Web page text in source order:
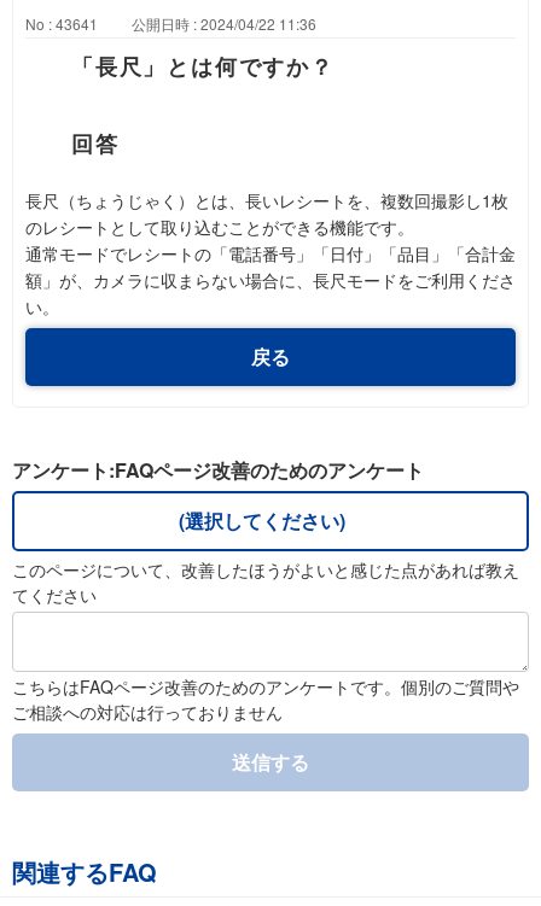
No : 43641 公開日時 : 2024/04/22 11:36
「長尺」とは何ですか？
長尺（ちょうじゃく）とは、長いレシートを、複数回撮影し1枚
のレシートとして取り込むことができる機能です。
通常モードでレシートの「電話番号」「日付」「品目」「合計金
額」が、カメラに収まらない場合に、長尺モードをご利用くださ
い。
戻る
アンケート:FAQページ改善のためのアンケート
(選択してください)
このページについて、改善したほうがよいと感じた点があれば教え
てください
こちらはFAQページ改善のためのアンケートです。個別のご質問や
ご相談への対応は行っておりません
送信する
関連するFAQ